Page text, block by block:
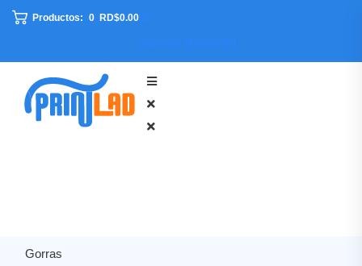
Productos: 0 RD$0.00
Síguenos @printlad01
Gorras